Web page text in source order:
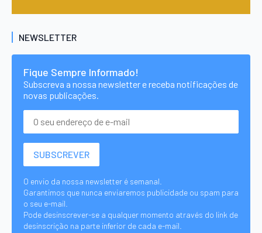
NEWSLETTER
Fique Sempre Informado!
Subscreva a nossa newsletter e receba notificações de
novas publicações.
O envio da nossa newsletter é semanal.
Garantimos que nunca enviaremos publicidade ou spam para
o seu e-mail.
Pode desinscrever-se a qualquer momento através do link de
desinscrição na parte inferior de cada e-mail.